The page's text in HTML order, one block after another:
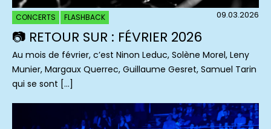
CONCERTS FLASHBACK 09.03.2026
📷 RETOUR SUR : FÉVRIER 2026
Au mois de février, c’est Ninon Leduc, Solène Morel, Leny
Munier, Margaux Querrec, Guillaume Gesret, Samuel Tarin
qui se sont […]